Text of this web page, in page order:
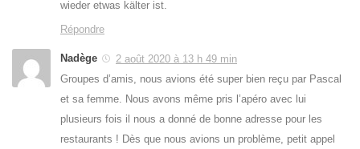
wieder etwas kälter ist.
Répondre
Nadège
2 août 2020 à 13 h 49 min
Groupes d’amis, nous avions été super bien reçu par Pascal
et sa femme. Nous avons même pris l’apéro avec lui
plusieurs fois il nous a donné de bonne adresse pour les
restaurants ! Dès que nous avions un problème, petit appel